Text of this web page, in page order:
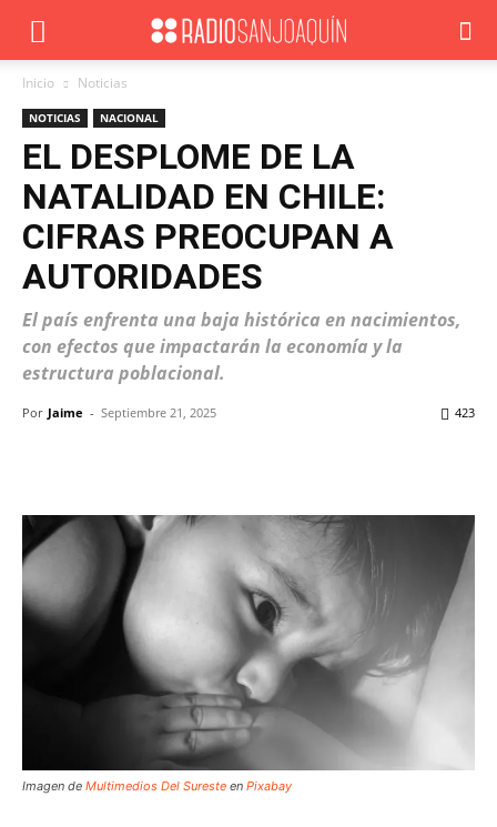
Inicio Noticias
NOTICIAS NACIONAL
EL DESPLOME DE LA
NATALIDAD EN CHILE:
CIFRAS PREOCUPAN A
AUTORIDADES
El país enfrenta una baja histórica en nacimientos,
con efectos que impactarán la economía y la
estructura poblacional.
Por Jaime - Septiembre 21, 2025 423
Imagen de Multimedios Del Sureste en Pixabay